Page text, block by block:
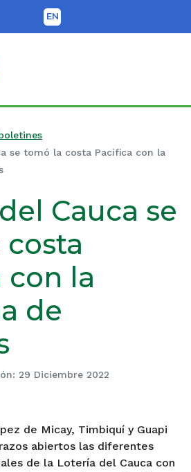
EN
Cauca
se tomó la costa Pacífica con la
Cauca se
con la
de
29 Diciembre 2022
de Micay, Timbiquí y Guapi
abiertos las diferentes
de la Lotería del Cauca con